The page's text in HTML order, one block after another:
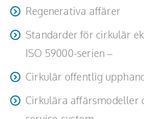
hur design, inköp, användning,
hänger ihop över tid.
Regenerativa affärer
hur organisationer kan förändra sin
sin negativa miljöpåverkan.
Standarder för cirkulär
ISO 59000-serien –
hur gemensamma definitioner kan
styrning, marknad och samverkan.
Cirkulär offentlig
hur krav, uppföljning och
innovation och resurseffektiva
Cirkulära affärsmodeller